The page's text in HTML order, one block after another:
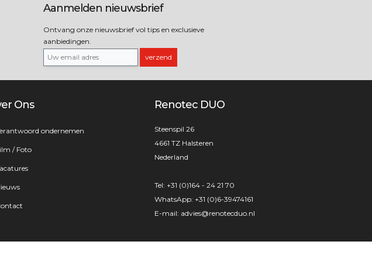
Aanmelden nieuwsbrief
Ontvang onze nieuwsbrief vol tips en exclusieve
aanbiedingen.
verzend
Ons
ondernemen
/ Foto
Renotec DUO
Steenspil 26
4661 TZ Halsteren
Nederland
Tel: +31 (0)164 - 24 21 70
WhatsApp: +31 (0)6-39474161
E-mail: advies@renotecduo.nl